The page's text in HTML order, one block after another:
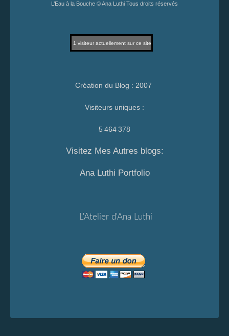
L’Eau à la Bouche © Ana Luthi Tous droits réservés
1 visiteur actuellement sur ce site
Création du Blog : 2007
Visiteurs uniques :
5 464 378
Visitez Mes Autres blogs:
Ana Luthi Portfolio
L'Atelier d'Ana Luthi